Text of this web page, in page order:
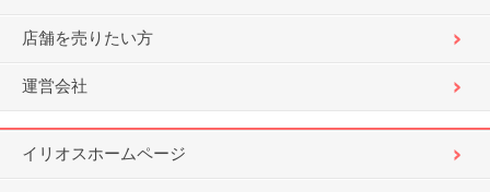
店舗を売りたい方
運営会社
イリオスホームページ